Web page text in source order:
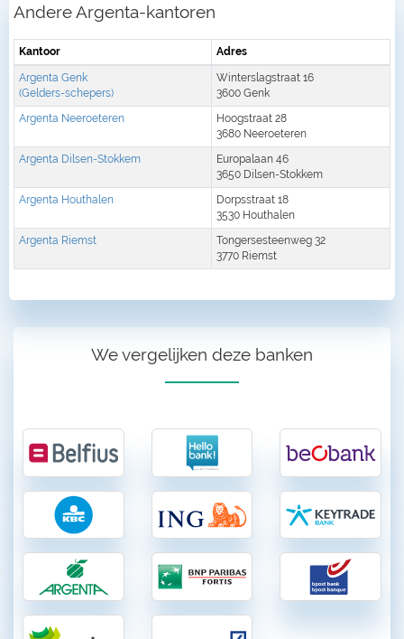
Andere Argenta-kantoren
Kantoor Adres
Argenta Genk
(Gelders-schepers)
Winterslagstraat 16
3600 Genk
Argenta Neeroeteren
Hoogstraat 28
3680 Neeroeteren
Argenta Dilsen-Stokkem
Europalaan 46
3650 Dilsen-Stokkem
Argenta Houthalen
Dorpsstraat 18
3530 Houthalen
Argenta Riemst
Tongersesteenweg 32
3770 Riemst
We vergelijken deze banken